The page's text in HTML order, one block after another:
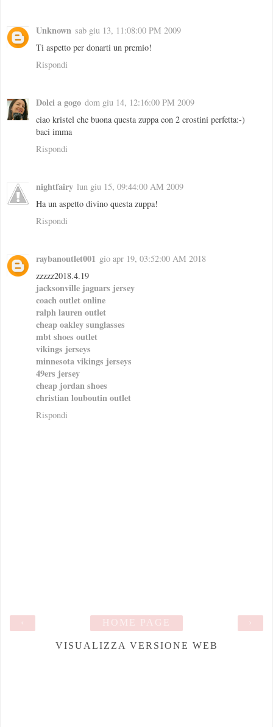
Unknown sab giu 13, 11:08:00 PM 2009
Ti aspetto per donarti un premio!
Rispondi
Dolci a gogo dom giu 14, 12:16:00 PM 2009
ciao kristel che buona questa zuppa con 2 crostini perfetta:-)
baci imma
Rispondi
nightfairy lun giu 15, 09:44:00 AM 2009
Ha un aspetto divino questa zuppa!
Rispondi
raybanoutlet001 gio apr 19, 03:52:00 AM 2018
zzzzz2018.4.19
jacksonville jaguars jersey
coach outlet online
ralph lauren outlet
cheap oakley sunglasses
mbt shoes outlet
vikings jerseys
minnesota vikings jerseys
49ers jersey
cheap jordan shoes
christian louboutin outlet
Rispondi
›
HOME PAGE
VISUALIZZA VERSIONE WEB